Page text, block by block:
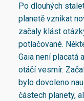
Po dlouhých
planetě vznikat
začaly klást
potlačované.
Gaia není placatá
otáčí vesmír.
bylo dovoleno
částech planety,